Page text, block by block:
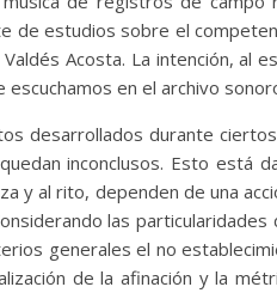
de estudios sobre el
Acosta. La intención, al
en el archivo
desarrollados durante
inconclusos. Esto está
y al rito, dependen de una
las
generales el no
de la afinación y la